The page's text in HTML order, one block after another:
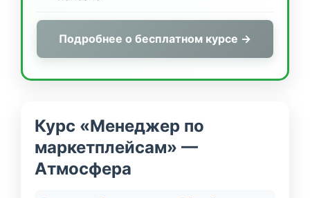
Подробнее о бесплатном курсе →
Курс «Менеджер по
маркетплейсам» —
Атмосфера